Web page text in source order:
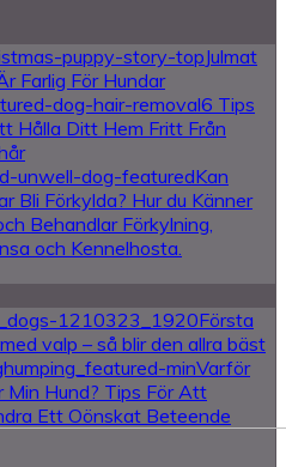
Julmat
Farlig För Hundar
6 Tips
Hålla Ditt Hem Fritt Från
Kan
Bli Förkylda? Hur du Känner
Behandlar Förkylning,
och Kennelhosta.
Första
valp – så blir den allra bäst
Varför
Min Hund? Tips För Att
Ett Oönskat Beteende